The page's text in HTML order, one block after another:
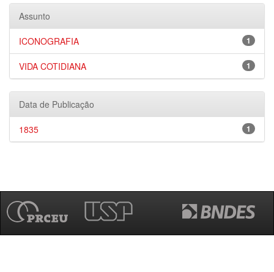
Assunto
1
ICONOGRAFIA
1
VIDA COTIDIANA
Data de Publicação
1
1835